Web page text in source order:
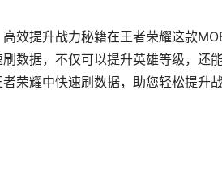
效提升战力秘籍在王者荣耀这款
数据，不仅可以提升英雄等级，还
荣耀中快速刷数据，助您轻松提升